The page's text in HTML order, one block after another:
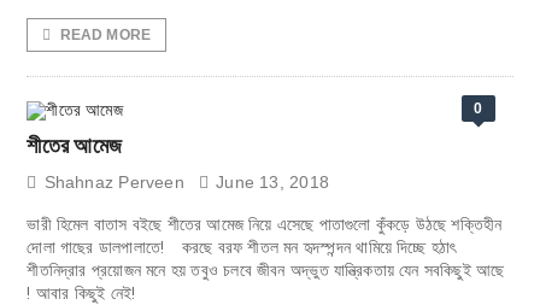
READ MORE
0
শীতের আমেজ
Shahnaz Perveen June 13, 2018
ভারী হিমেল বাতাস বইছে শীতের আমেজ নিয়ে এসেছে পাতাগুলো কুঁকড়ে উঠছে শক্তিহীন
দোলা গাছের ডালপালাতে! করছে বরফ শীতল মন হৃদস্পন্দন থামিয়ে দিচ্ছে হঠাৎ
শীতনিদ্রার প্রয়োজন মনে হয় তবুও চলবে জীবন অদ্ভুত যান্ত্রিকতায় যেন সবকিছুই আছে
! আবার কিছুই নেই!